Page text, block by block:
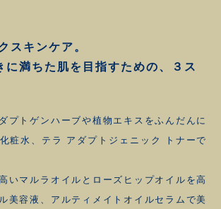
スキンケア。
満ちた肌を目指すための、
３ス
プトゲンハーブや植物エキスをふんだんに
粧水、テラ アダプトジェニック トナーで
いマルラオイルとローズヒップオイルを高
美容液、アルティメイトオイルセラムで美